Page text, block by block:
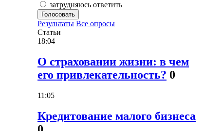
затрудняюсь ответить
Голосовать
Результаты Все опросы
Статьи
18:04
О страховании жизни: в чем
его привлекательность? 0
11:05
Кредитование малого бизнеса